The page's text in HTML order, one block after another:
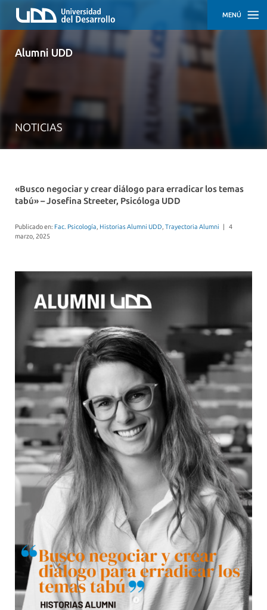
Alumni UDD
NOTICIAS
MENÚ
CÓMO
DESARROLLO
PROFESIONAL
APOYO
EMPRENDEDOR
«Busco negociar y crear diálogo para erradicar los temas
tabú» – Josefina Streeter, Psicóloga UDD
Publicado en: Fac. Psicología, Historias Alumni UDD, Trayectoria Alumni |
4
marzo, 2025